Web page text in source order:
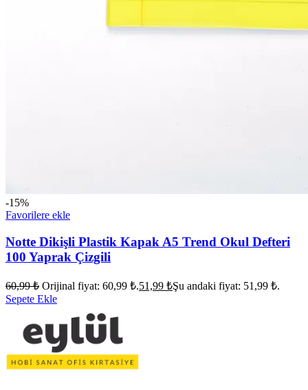
-15%
Favorilere ekle
Notte Dikişli Plastik Kapak A5 Trend Okul Defteri
100 Yaprak Çizgili
60,99₺ Orijinal fiyat: 60,99 ₺.51,99 ₺Şu andaki fiyat: 51,99 ₺.
Sepete Ekle